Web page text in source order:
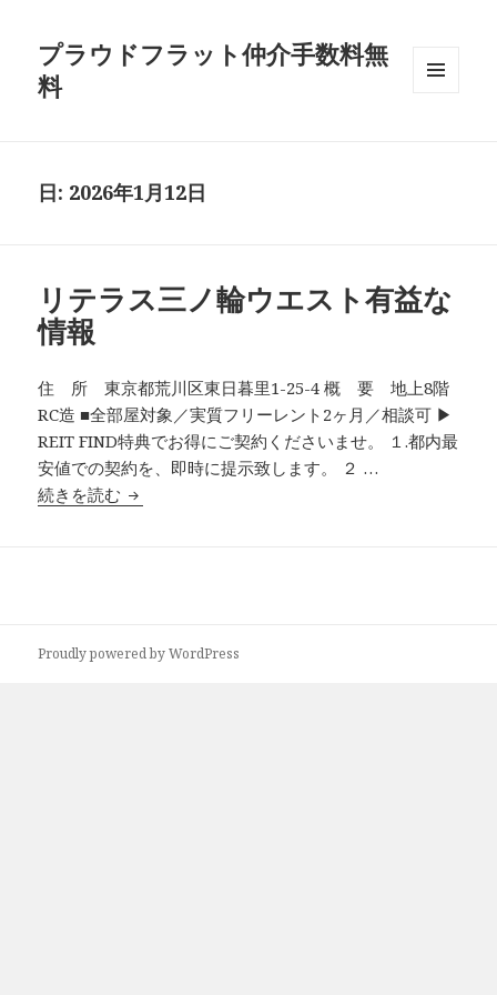
プラウドフラット仲介手数料無
料
日: 2026年1月12日
リテラス三ノ輪ウエスト有益な
情報
住 所 東京都荒川区東日暮里1-25-4 概 要 地上8階
RC造 ■全部屋対象／実質フリーレント2ヶ月／相談可 ▶
REIT FIND特典でお得にご契約くださいませ。 １.都内最
安値での契約を、即時に提示致します。 ２ …
続きを読む リテラス三ノ輪ウエスト有益な情報
Proudly powered by WordPress